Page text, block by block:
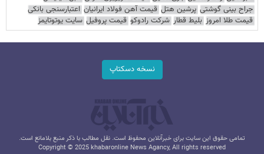
جراح بینی گوشتی پرشین هتل قیمت آهن فولاد ایرانیان اعتبارسنجی بانکی
قیمت طلا امروز بلیط قطار شرکت رادوکو قیمت پروفیل سایت یوتوتایمز
نسخه دسکتاپ
تمامی حقوق این سایت برای خبرآنلاین محفوظ است. نقل مطالب با ذکر منبع بلامانع است.
Copyright © 2025 khabaronline News Agancy, All rights reserved